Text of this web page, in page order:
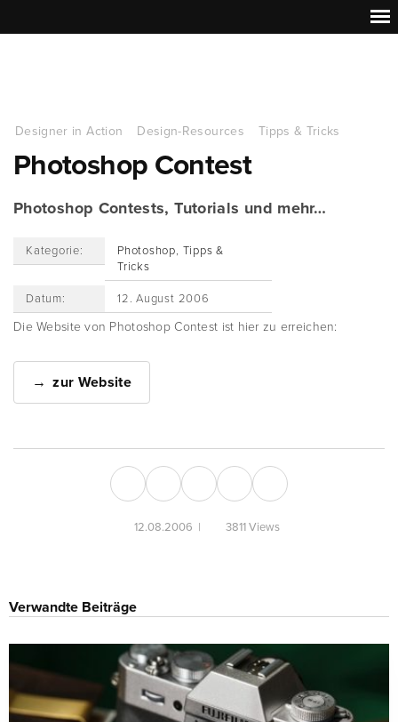
Designer in Action Design-Resources Tipps & Tricks
Photoshop Contest
Photoshop Contests, Tutorials und mehr…
Kategorie: Photoshop, Tipps &
Tricks
Datum: 12. August 2006
Die Website von Photoshop Contest ist hier zu erreichen:
zur Website
12.08.2006 | 3811 Views
Verwandte Beiträge